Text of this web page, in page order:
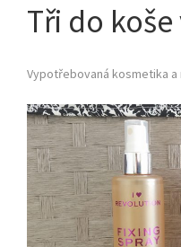
Tři do
Vypotřebovaná kosmetika a